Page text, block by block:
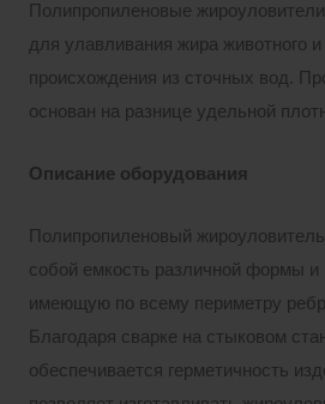
Полипропиленовые
для улавливания жира животного и
происхождения из сточных вод.
основан на разнице удельной
Описание оборудования
Полипропиленовый
собой емкость различной формы и
имеющую по всему периметру
Благодаря сварке на стыковом
обеспечивается герметичность